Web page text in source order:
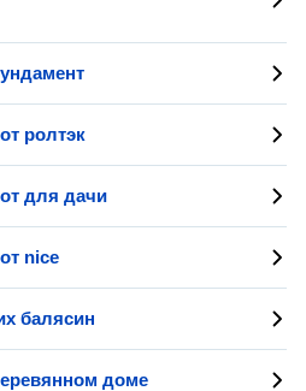
ролтэк
для дачи
nice
балясин
доме